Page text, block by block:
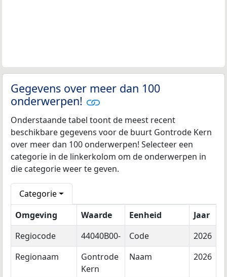
Gegevens over meer dan 100
onderwerpen!
Onderstaande tabel toont de meest recent
beschikbare gegevens voor de buurt Gontrode Kern
over meer dan 100 onderwerpen! Selecteer een
categorie in de linkerkolom om de onderwerpen in
die categorie weer te geven.
Categorie
Omgeving
Waarde Eenheid
Jaar
Regiocode
44040B00- Code
2026
Regionaam
Gontrode
Kern
Naam 2026